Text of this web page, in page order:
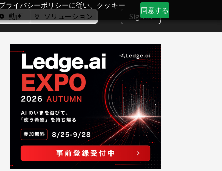
ライバシーポリシーに従い、クッキー
同意する
動画 ソリューション Sign In